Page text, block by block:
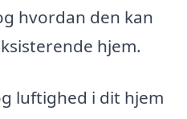
hvordan den kan
hjem.
luftighed i dit hjem